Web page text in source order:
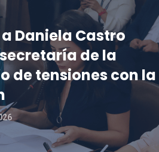
Daniela Castro
de la
de tensiones con la